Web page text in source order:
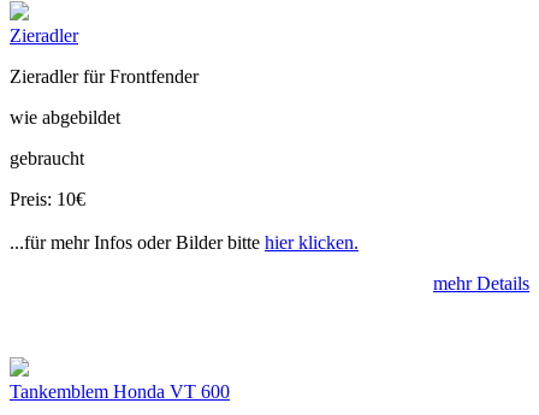
Zieradler
Zieradler für Frontfender
wie abgebildet
gebraucht
Preis: 10€
...für mehr Infos oder Bilder bitte hier klicken.
mehr Details
Tankemblem Honda VT 600